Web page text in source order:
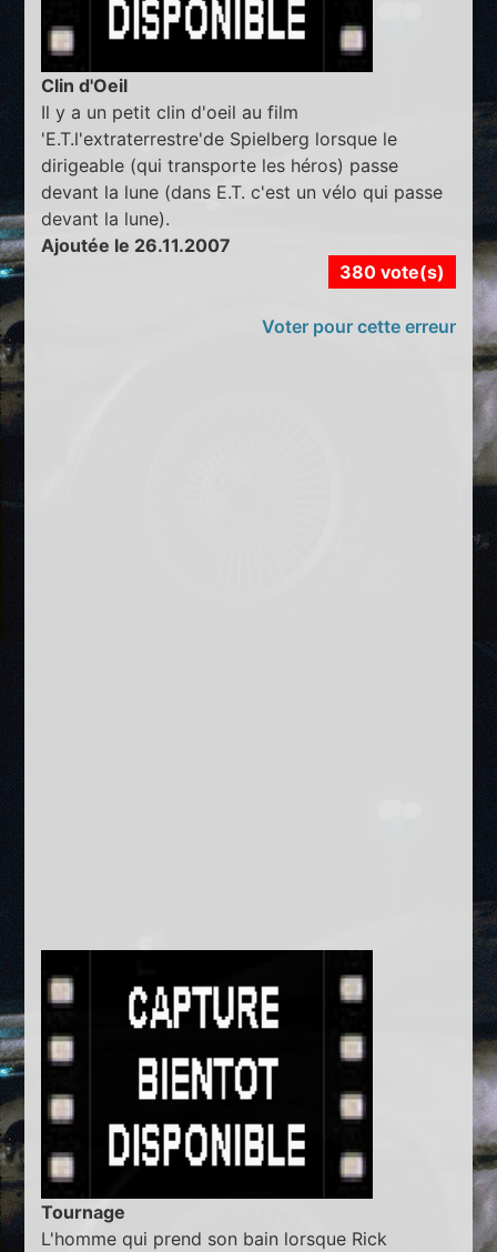
Clin d'Oeil
Il y a un petit clin d'oeil au film
'E.T.l'extraterrestre'de Spielberg lorsque le
dirigeable (qui transporte les héros) passe
devant la lune (dans E.T. c'est un vélo qui passe
devant la lune).
Ajoutée le 26.11.2007
380 vote(s)
Voter pour cette erreur
Tournage
L'homme qui prend son bain lorsque Rick